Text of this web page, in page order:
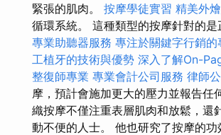
緊張的肌肉。 按摩學徒實習 精美外
循環系統。 這種類型的按摩針對的
專業助聽器服務 專注於關鍵字行銷的
工植牙的技術與優勢 深入了解On-
整復師專業 專業會計公司服務 律師
摩，預計會施加更大的壓力並報告任
織按摩不僅注重表層肌肉和放鬆，還
動不便的人士。 他也研究了按摩的